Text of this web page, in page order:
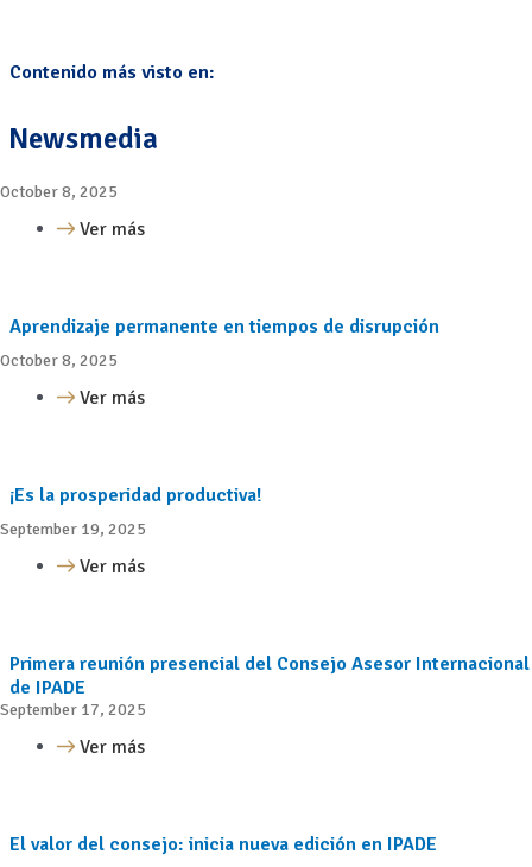
Contenido más visto en:
Newsmedia
October 8, 2025
Ver más
Aprendizaje permanente en tiempos de disrupción
October 8, 2025
Ver más
¡Es la prosperidad productiva!
September 19, 2025
Ver más
Primera reunión presencial del Consejo Asesor Internacional
de IPADE
September 17, 2025
Ver más
El valor del consejo: inicia nueva edición en IPADE